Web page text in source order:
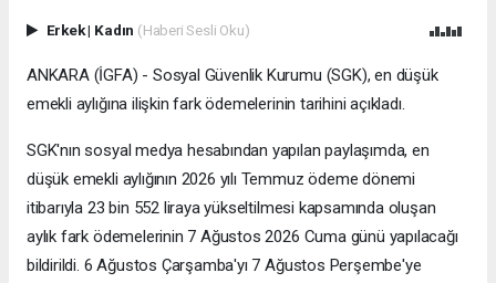
Erkek| Kadın (Haberi Sesli Oku)
ANKARA (İGFA) - Sosyal Güvenlik Kurumu (SGK), en düşük
emekli aylığına ilişkin fark ödemelerinin tarihini açıkladı.
SGK'nın sosyal medya hesabından yapılan paylaşımda, en
düşük emekli aylığının 2026 yılı Temmuz ödeme dönemi
itibarıyla 23 bin 552 liraya yükseltilmesi kapsamında oluşan
aylık fark ödemelerinin 7 Ağustos 2026 Cuma günü yapılacağı
bildirildi. 6 Ağustos Çarşamba'yı 7 Ağustos Perşembe'ye